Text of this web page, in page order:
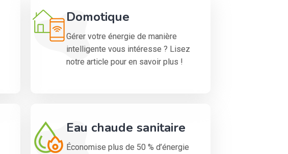
Domotique
Gérer votre énergie de manière
intelligente vous intéresse ? Lisez
notre article pour en savoir plus !
Eau chaude sanitaire
Économise plus de 50 % d’énergie